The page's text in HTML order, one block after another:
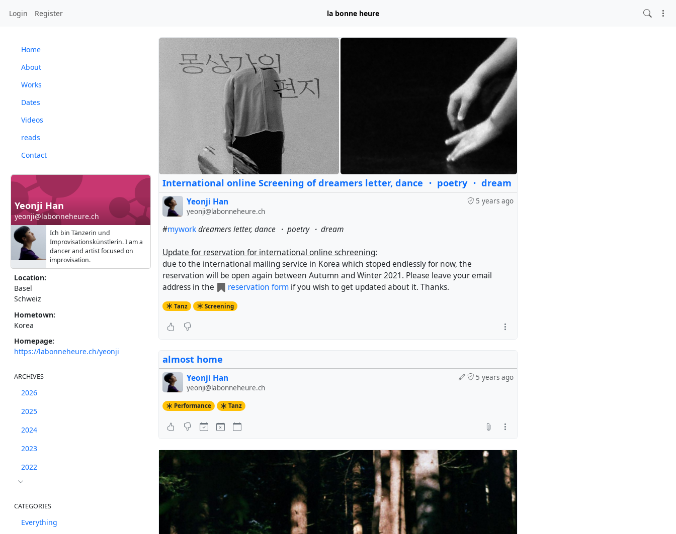
Login Register la bonne heure
Home
About
Works
Dates
Videos
reads
Contact
Yeonji Han
yeonji@labonneheure.ch
Ich bin Tänzerin und
Improvisationskünstlerin. I am a
dancer and artist focused on
improvisation.
Location:
Basel
Schweiz
Hometown:
Korea
Homepage:
https://labonneheure.ch/yeonji
ARCHIVES
2026
2025
2024
2023
2022
CATEGORIES
Everything
International online Screening of dreamers letter, dance ・ poetry ・ dream
5 years ago
Yeonji Han
yeonji@labonneheure.ch
#myworkdreamers letter, dance ・ poetry ・ dream
Update for reservation for international online schreening:
due to the international mailing service in Korea which stoped endlessly for now, the
reservation will be open again between Autumn and Winter 2021. Please leave your email
address in the
reservation form if you wish to get updated about it. Thanks.
Tanz Screening
almost home
5 years ago
Yeonji Han
yeonji@labonneheure.ch
Performance Tanz